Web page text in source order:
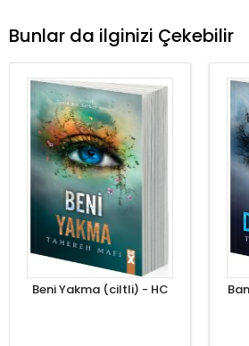
Bunlar da ilginizi Çekebilir
Beni Yakma (ciltli) - HC